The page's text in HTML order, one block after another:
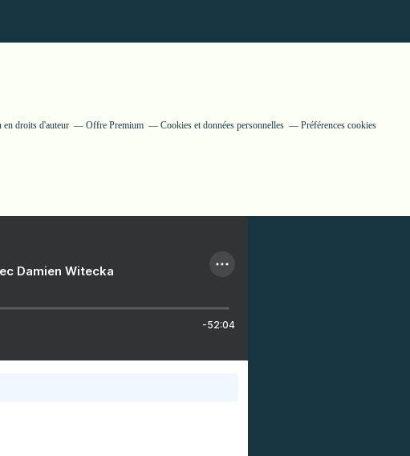
en droits d'auteur Offre Premium Cookies et données personnelles Préférences cookies
Damien Witecka
-52:04